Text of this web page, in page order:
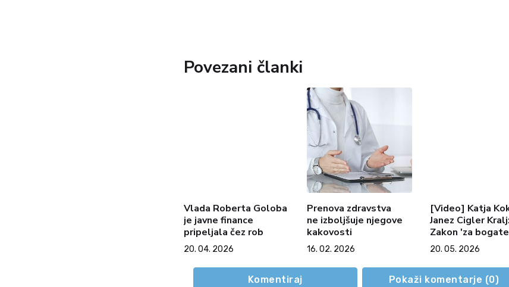
Povezani članki
Vlada Roberta Goloba
je javne finance
pripeljala čez rob
20. 04. 2026
Prenova zdravstva
ne izboljšuje njegove
kakovosti
16. 02. 2026
[Video] Katja
Janez Cigler Kralj:
Zakon 'za
Vsebini ne morejo
zato igrajo na
(Vroča tema, 20.
2026)
20. 05. 2026
Komentiraj Pokaži komentarje (0)